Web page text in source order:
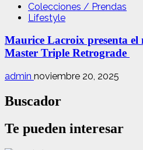
Colecciones / Prendas
Lifestyle
Maurice Lacroix presenta
Master Triple Retrograde
admin noviembre 20, 2025
Buscador
Te pueden interesar